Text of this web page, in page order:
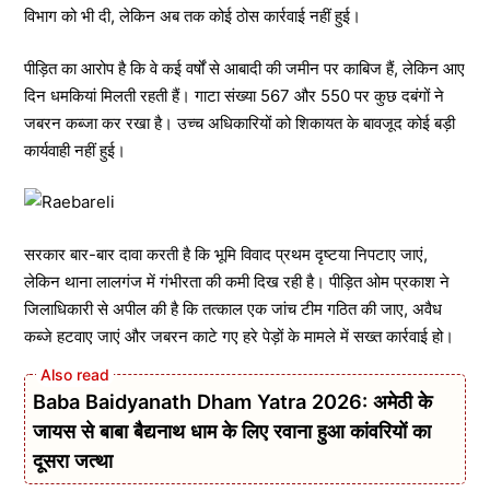
विभाग को भी दी, लेकिन अब तक कोई ठोस कार्रवाई नहीं हुई।
पीड़ित का आरोप है कि वे कई वर्षों से आबादी की जमीन पर काबिज हैं, लेकिन आए
दिन धमकियां मिलती रहती हैं। गाटा संख्या 567 और 550 पर कुछ दबंगों ने
जबरन कब्जा कर रखा है। उच्च अधिकारियों को शिकायत के बावजूद कोई बड़ी
कार्यवाही नहीं हुई।
सरकार बार-बार दावा करती है कि भूमि विवाद प्रथम दृष्टया निपटाए जाएं,
लेकिन थाना लालगंज में गंभीरता की कमी दिख रही है। पीड़ित ओम प्रकाश ने
जिलाधिकारी से अपील की है कि तत्काल एक जांच टीम गठित की जाए, अवैध
कब्जे हटवाए जाएं और जबरन काटे गए हरे पेड़ों के मामले में सख्त कार्रवाई हो।
Baba Baidyanath Dham Yatra 2026: अमेठी के
जायस से बाबा बैद्यनाथ धाम के लिए रवाना हुआ कांवरियों का
दूसरा जत्था